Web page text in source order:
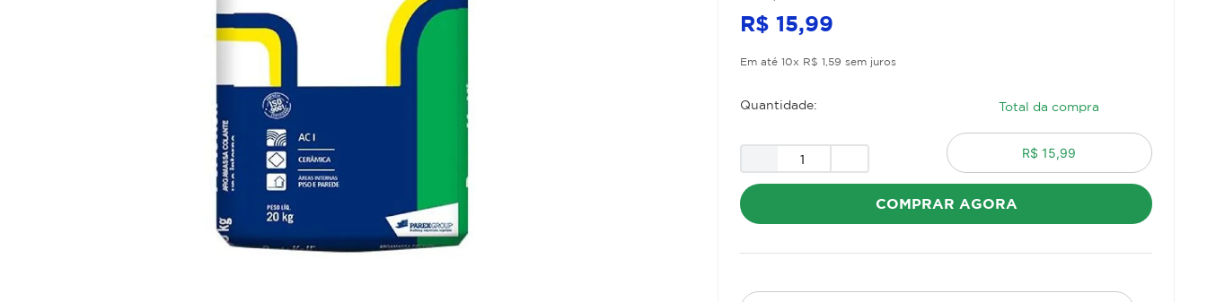
R$ 15,99
Em até10x R$ 1 59 sem juros
Quantidade: Total da compra
R$ 15,99
COMPRAR AGORA